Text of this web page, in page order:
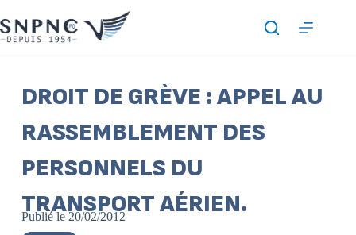
DROIT DE GRÈVE : APPEL AU
RASSEMBLEMENT DES
PERSONNELS DU
TRANSPORT AÉRIEN.
Publié le 20/02/2012